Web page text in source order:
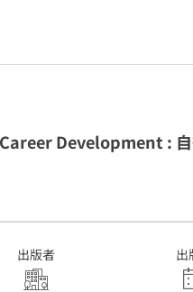
Development :
出版者 出